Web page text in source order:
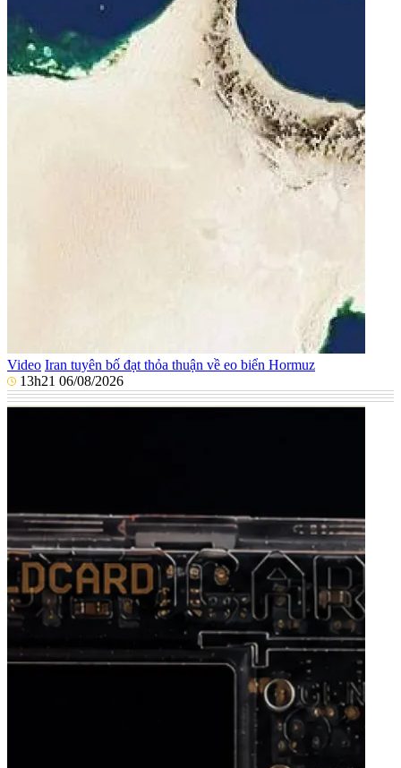
Video Iran tuyên bố đạt thỏa thuận về eo biển Hormuz
13h21 06/08/2026